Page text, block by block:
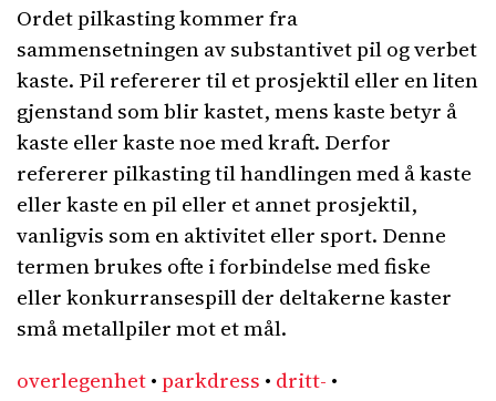
Ordet pilkasting kommer fra
sammensetningen av substantivet pil og verbet
kaste. Pil refererer til et prosjektil eller en liten
gjenstand som blir kastet, mens kaste betyr å
kaste eller kaste noe med kraft. Derfor
refererer pilkasting til handlingen med å kaste
eller kaste en pil eller et annet prosjektil,
vanligvis som en aktivitet eller sport. Denne
termen brukes ofte i forbindelse med fiske
eller konkurransespill der deltakerne kaster
små metallpiler mot et mål.
overlegenhet•parkdress • dritt- •